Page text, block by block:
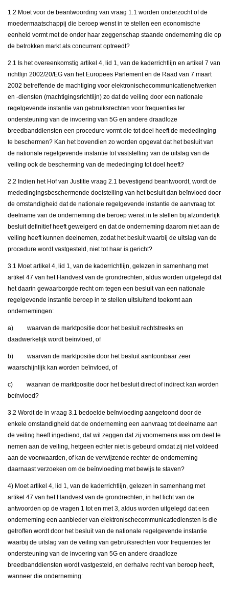
1.2 Moet voor de beantwoording van vraag 1.1 worden onderzocht of de
moedermaatschappij die beroep wenst in te stellen een economische
eenheid vormt met de onder haar zeggenschap staande onderneming die op
de betrokken markt als concurrent optreedt?
2.1 Is het overeenkomstig artikel 4, lid 1, van de kaderrichtlijn en artikel 7 van
richtlijn 2002/20/EG van het Europees Parlement en de Raad van 7 maart
2002 betreffende de machtiging voor elektronischecommunicatienetwerken
en -diensten (machtigingsrichtlijn) zo dat de veiling door een nationale
regelgevende instantie van gebruiksrechten voor frequenties ter
ondersteuning van de invoering van 5G en andere draadloze
breedbanddiensten een procedure vormt die tot doel heeft de mededinging
te beschermen? Kan het bovendien zo worden opgevat dat het besluit van
de nationale regelgevende instantie tot vaststelling van de uitslag van de
veiling ook de bescherming van de mededinging tot doel heeft?
2.2 Indien het Hof van Justitie vraag 2.1 bevestigend beantwoordt, wordt de
mededingingsbeschermende doelstelling van het besluit dan beïnvloed door
de omstandigheid dat de nationale regelgevende instantie de aanvraag tot
deelname van de onderneming die beroep wenst in te stellen bij afzonderlijk
besluit definitief heeft geweigerd en dat de onderneming daarom niet aan de
veiling heeft kunnen deelnemen, zodat het besluit waarbij de uitslag van de
procedure wordt vastgesteld, niet tot haar is gericht?
3.1 Moet artikel 4, lid 1, van de kaderrichtlijn, gelezen in samenhang met
artikel 47 van het Handvest van de grondrechten, aldus worden uitgelegd dat
het daarin gewaarborgde recht om tegen een besluit van een nationale
regelgevende instantie beroep in te stellen uitsluitend toekomt aan
ondernemingen:
a) waarvan de marktpositie door het besluit rechtstreeks en
daadwerkelijk wordt beïnvloed, of
b) waarvan de marktpositie door het besluit aantoonbaar zeer
waarschijnlijk kan worden beïnvloed, of
c) waarvan de marktpositie door het besluit direct of indirect kan worden
beïnvloed?
3.2 Wordt de in vraag 3.1 bedoelde beïnvloeding aangetoond door de
enkele omstandigheid dat de onderneming een aanvraag tot deelname aan
de veiling heeft ingediend, dat wil zeggen dat zij voornemens was om deel te
nemen aan de veiling, hetgeen echter niet is gebeurd omdat zij niet voldeed
aan de voorwaarden, of kan de verwijzende rechter de onderneming
daarnaast verzoeken om de beïnvloeding met bewijs te staven?
4) Moet artikel 4, lid 1, van de kaderrichtlijn, gelezen in samenhang met
artikel 47 van het Handvest van de grondrechten, in het licht van de
antwoorden op de vragen 1 tot en met 3, aldus worden uitgelegd dat een
onderneming een aanbieder van elektronischecommunicatiediensten is die
getroffen wordt door het besluit van de nationale regelgevende instantie
waarbij de uitslag van de veiling van gebruiksrechten voor frequenties ter
ondersteuning van de invoering van 5G en andere draadloze
breedbanddiensten wordt vastgesteld, en derhalve recht van beroep heeft,
wanneer die onderneming: